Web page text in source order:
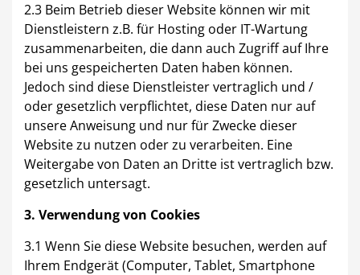
2.3 Beim Betrieb dieser Website können wir mit
Dienstleistern z.B. für Hosting oder IT-Wartung
zusammenarbeiten, die dann auch Zugriff auf Ihre
bei uns gespeicherten Daten haben können.
Jedoch sind diese Dienstleister vertraglich und /
oder gesetzlich verpflichtet, diese Daten nur auf
unsere Anweisung und nur für Zwecke dieser
Website zu nutzen oder zu verarbeiten. Eine
Weitergabe von Daten an Dritte ist vertraglich bzw.
gesetzlich untersagt.
3. Verwendung von Cookies
3.1 Wenn Sie diese Website besuchen, werden auf
Ihrem Endgerät (Computer, Tablet, Smartphone